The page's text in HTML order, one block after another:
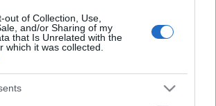
out of Collection, Use,
and/or Sharing of my
that Is Unrelated with the
which it was collected.
HIRDETÉS